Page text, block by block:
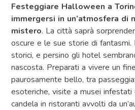
Festeggiare Halloween a
immergersi in un’atmosfera di
mistero. La città saprà
oscure e le sue storie di
storici, e persino gli hotel
nascosta. Preparati a vivere un
paurosamente bello, tra
esoteriche, visite a musei infestati
candela in ristoranti avvolti da